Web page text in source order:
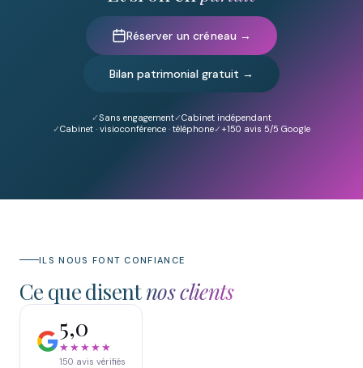
Réserver un créneau →
Bilan patrimonial gratuit →
Sans engagement
Cabinet indépendant
Cabinet · visioconférence · téléphone
+150 avis 5/5 Google
ILS NOUS FONT CONFIANCE
Ce que disentnos clients
5,0
★★★★★
150 avis vérifiés